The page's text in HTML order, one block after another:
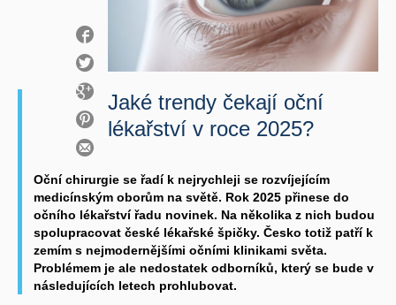
Jaké trendy čekají oční
lékařství v roce 2025?
Oční chirurgie se řadí k nejrychleji se rozvíjejícím
medicínským oborům na světě. Rok 2025 přinese do
očního lékařství řadu novinek. Na několika z nich budou
spolupracovat české lékařské špičky. Česko totiž patří k
zemím s nejmodernějšími očními klinikami světa.
Problémem je ale nedostatek odborníků, který se bude v
následujících letech prohlubovat.